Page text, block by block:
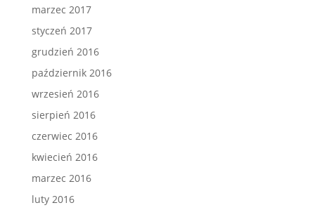
marzec 2017
styczeń 2017
grudzień 2016
październik 2016
wrzesień 2016
sierpień 2016
czerwiec 2016
kwiecień 2016
marzec 2016
luty 2016